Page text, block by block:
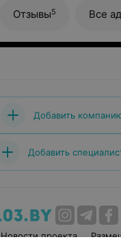
Отзывы5 Все
Добавить
Добавить
Новости проекта